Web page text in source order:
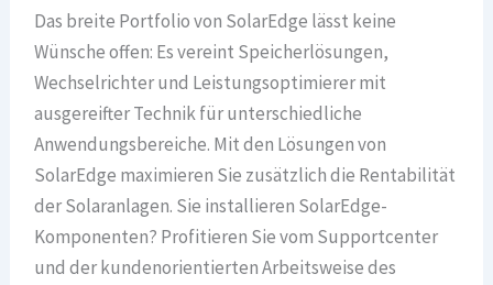
Das breite Portfolio von SolarEdge lässt keine
Wünsche offen: Es vereint Speicherlösungen,
Wechselrichter und Leistungsoptimierer mit
ausgereifter Technik für unterschiedliche
Anwendungsbereiche. Mit den Lösungen von
SolarEdge maximieren Sie zusätzlich die Rentabilität
der Solaranlagen. Sie installieren SolarEdge-
Komponenten? Profitieren Sie vom Supportcenter
und der kundenorientierten Arbeitsweise des